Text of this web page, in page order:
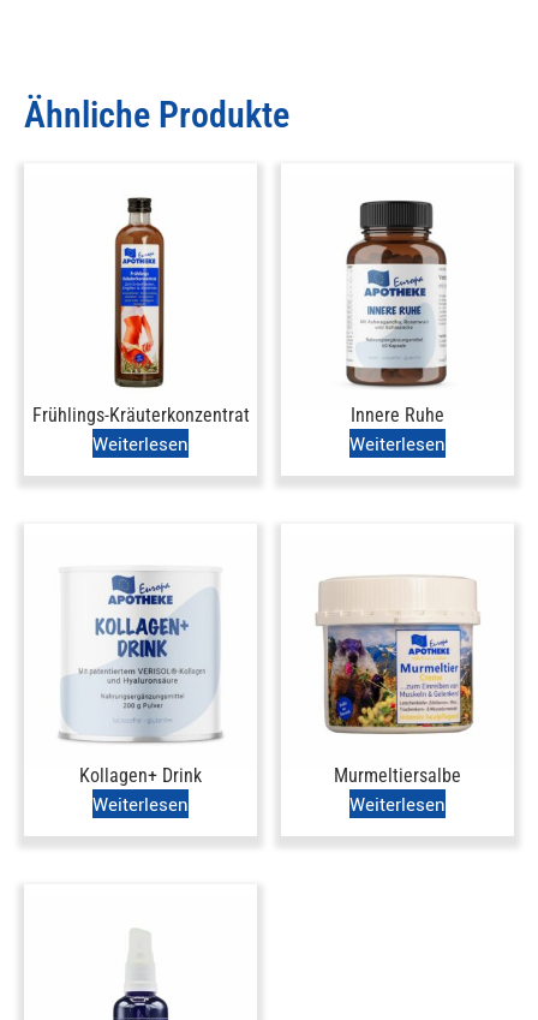
Ähnliche Produkte
Frühlings-Kräuterkonzentrat
Weiterlesen
Innere Ruhe
Weiterlesen
Kollagen+ Drink
Weiterlesen
Murmeltiersalbe
Weiterlesen